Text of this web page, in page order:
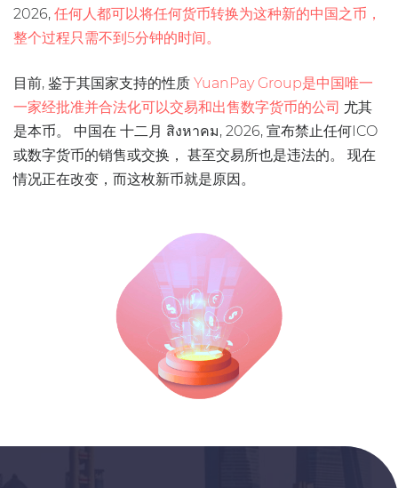
2026, 任何人都可以将任何货币转换为这种新的中国之币，
整个过程只需不到5分钟的时间。
目前, 鉴于其国家支持的性质 YuanPay Group是中国唯一
一家经批准并合法化可以交易和出售数字货币的公司 尤其
是本币。 中国在 十二月 สิงหาคม, 2026, 宣布禁止任何ICO
或数字货币的销售或交换， 甚至交易所也是违法的。 现在
情况正在改变，而这枚新币就是原因。